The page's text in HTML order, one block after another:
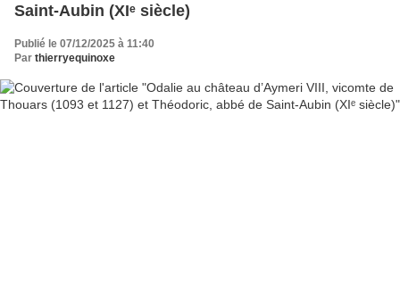
Saint-Aubin (XIᵉ siècle)
Publié le 07/12/2025 à 11:40
Par thierryequinoxe